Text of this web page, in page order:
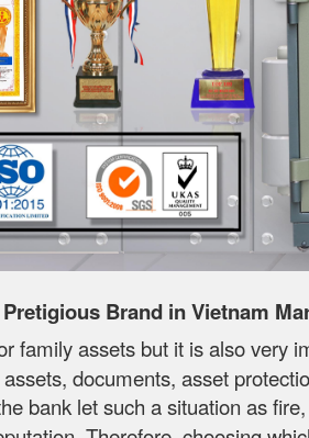
Brand in Vietnam
family assets but it is also very
documents, asset
bank let such a situation as